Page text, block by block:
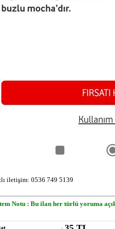
iletişim: 0536 749 5139
Notu : Bu ilan her türlü yoruma